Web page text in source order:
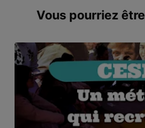
Vous pourriez être